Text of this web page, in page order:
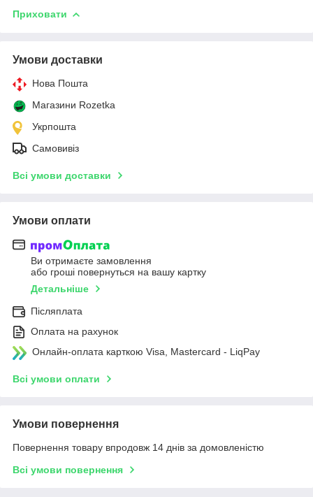
Приховати
Умови доставки
Нова Пошта
Магазини Rozetka
Укрпошта
Самовивіз
Всі умови доставки
Умови оплати
Ви отримаєте замовлення
або гроші повернуться на вашу картку
Детальніше
Післяплата
Оплата на рахунок
Онлайн-оплата карткою Visa, Mastercard - LiqPay
Всі умови оплати
Умови повернення
Повернення товару впродовж 14 днів за домовленістю
Всі умови повернення